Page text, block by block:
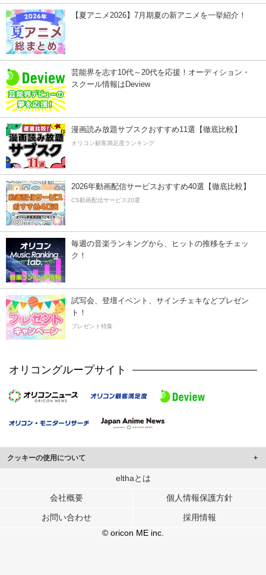
【夏アニメ2026】7月期夏の新アニメを一挙紹介！
芸能界を志す10代～20代を応援！オーディション・
スクール情報はDeview
漫画読み放題サブスクおすすめ11選【徹底比較】
オリコン顧客満足度ランキング
2026年動画配信サービスおすすめ40選【徹底比較】
CS動画配信サービス20選
毎週の音楽ランキングから、ヒットの推移をチェッ
ク！
試写会、登壇イベント、サインチェキなどプレゼン
ト！
プレゼント特集
オリコングループサイト
クッキーの使用について
このサイトでは Cookie を使用して、ユーザーに合わせたコンテンツや広告の
行っています。
メディアや広告配信、データ解析の各パートナーに提供しています。
各パートナーは、この情報とユーザーが各パートナーに提供した他の情報や、
ユーザーが各パートナーのサービスを使用したときに収集した他の情報を組み
elthaとは
会社概要 個人情報保護方針
お問い合わせ
採用情報
© oricon ME inc.